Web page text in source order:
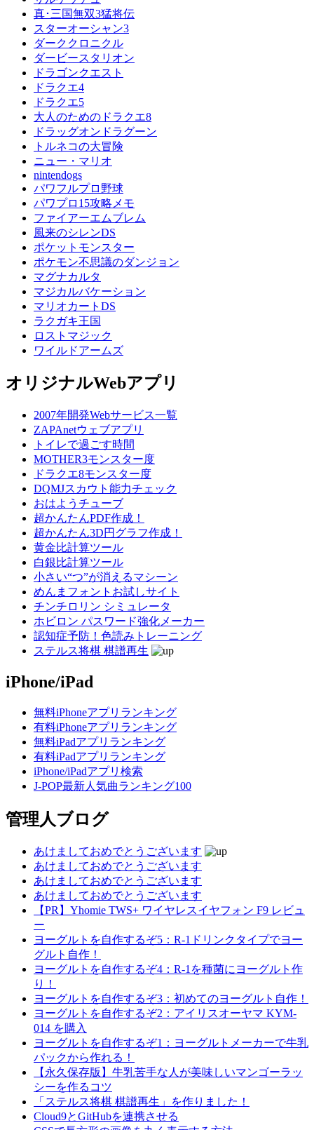
真･三国無双3猛将伝
スターオーシャン3
ダーククロニクル
ダービースタリオン
ドラゴンクエスト
ドラクエ4
ドラクエ5
大人のためのドラクエ8
ドラッグオンドラグーン
トルネコの大冒険
ニュー・マリオ
nintendogs
パワフルプロ野球
パワプロ15攻略メモ
ファイアーエムブレム
風来のシレンDS
ポケットモンスター
ポケモン不思議のダンジョン
マグナカルタ
マジカルバケーション
マリオカートDS
ラクガキ王国
ロストマジック
ワイルドアームズ
オリジナルWebアプリ
2007年開発Webサービス一覧
ZAPAnetウェブアプリ
トイレで過ごす時間
MOTHER3モンスター度
ドラクエ8モンスター度
DQMJスカウト能力チェック
おはようチューブ
超かんたんPDF作成！
超かんたん3D円グラフ作成！
黄金比計算ツール
白銀比計算ツール
小さい“つ”が消えるマシーン
めんまフォントお試しサイト
チンチロリン シミュレータ
ホビロン パスワード強化メーカー
認知症予防！色読みトレーニング
ステルス将棋 棋譜再生
iPhone/iPad
無料iPhoneアプリランキング
有料iPhoneアプリランキング
無料iPadアプリランキング
有料iPadアプリランキング
iPhone/iPadアプリ検索
J-POP最新人気曲ランキング100
管理人ブログ
あけましておめでとうございます
あけましておめでとうございます
あけましておめでとうございます
あけましておめでとうございます
【PR】Yhomie TWS+ ワイヤレスイヤフォン F9 レビュ
ー
ヨーグルトを自作するぞ5：R-1ドリンクタイプでヨー
グルト自作！
ヨーグルトを自作するぞ4：R-1を種菌にヨーグルト作
り！
ヨーグルトを自作するぞ3：初めてのヨーグルト自作！
ヨーグルトを自作するぞ2：アイリスオーヤマ KYM-
014 を購入
ヨーグルトを自作するぞ1：ヨーグルトメーカーで牛乳
パックから作れる！
【永久保存版】牛乳苦手な人が美味しいマンゴーラッ
シーを作るコツ
「ステルス将棋 棋譜再生」を作りました！
Cloud9とGitHubを連携させる